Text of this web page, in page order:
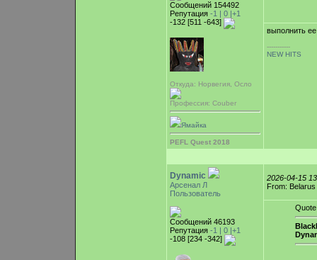
Сообщений 154492
Репутация -1 | 0 |+1
-132 [511 -643]
Откуда: Норвегия, Осло
Профессия: Couber
Ямайка
PEFL Quest 2018
выполнить
-----------
NEW HITS
Dynamic
Арсенал Л
Пользователь
Сообщений 46193
Репутация -1 | 0 |+1
-108 [234 -342]
2026-04-15
From: Belarus
Quote